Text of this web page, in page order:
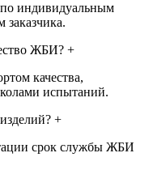
индивидуальным
заказчика.
ЖБИ? +
качества,
испытаний.
+
срок службы ЖБИ